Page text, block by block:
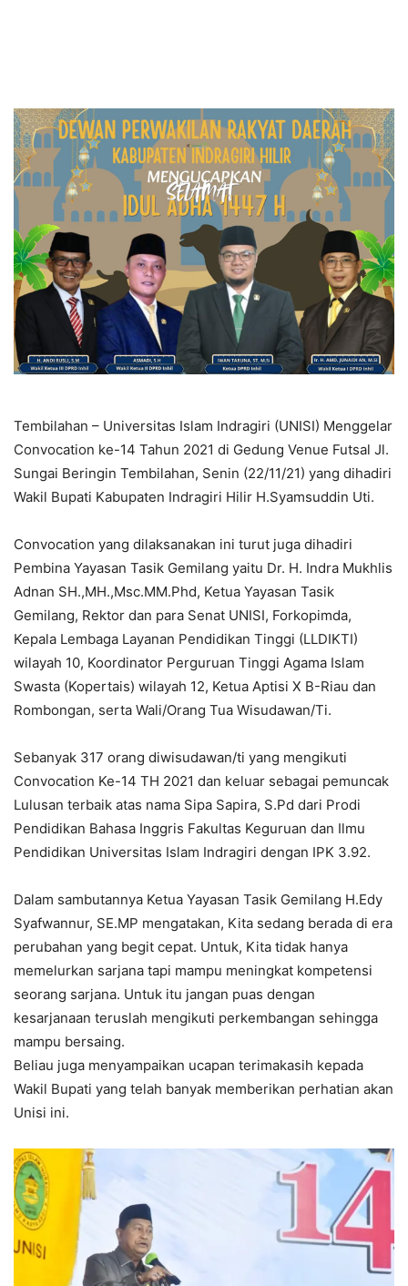
Tembilahan – Universitas Islam Indragiri (UNISI) Menggelar
Convocation ke-14 Tahun 2021 di Gedung Venue Futsal Jl.
Sungai Beringin Tembilahan, Senin (22/11/21) yang dihadiri
Wakil Bupati Kabupaten Indragiri Hilir H.Syamsuddin Uti.
Convocation yang dilaksanakan ini turut juga dihadiri
Pembina Yayasan Tasik Gemilang yaitu Dr. H. Indra Mukhlis
Adnan SH.,MH.,Msc.MM.Phd, Ketua Yayasan Tasik
Gemilang, Rektor dan para Senat UNISI, Forkopimda,
Kepala Lembaga Layanan Pendidikan Tinggi (LLDIKTI)
wilayah 10, Koordinator Perguruan Tinggi Agama Islam
Swasta (Kopertais) wilayah 12, Ketua Aptisi X B-Riau dan
Rombongan, serta Wali/Orang Tua Wisudawan/Ti.
Sebanyak 317 orang diwisudawan/ti yang mengikuti
Convocation Ke-14 TH 2021 dan keluar sebagai pemuncak
Lulusan terbaik atas nama Sipa Sapira, S.Pd dari Prodi
Pendidikan Bahasa Inggris Fakultas Keguruan dan Ilmu
Pendidikan Universitas Islam Indragiri dengan IPK 3.92.
Dalam sambutannya Ketua Yayasan Tasik Gemilang H.Edy
Syafwannur, SE.MP mengatakan, Kita sedang berada di era
perubahan yang begit cepat. Untuk, Kita tidak hanya
memelurkan sarjana tapi mampu meningkat kompetensi
seorang sarjana. Untuk itu jangan puas dengan
kesarjanaan teruslah mengikuti perkembangan sehingga
mampu bersaing.
Beliau juga menyampaikan ucapan terimakasih kepada
Wakil Bupati yang telah banyak memberikan perhatian akan
Unisi ini.